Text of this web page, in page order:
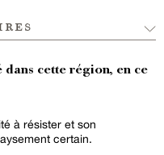
cette région, en ce
à résister et son
certain.